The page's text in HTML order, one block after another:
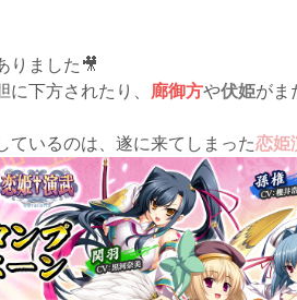
りました🎥
に下方されたり、 廊御方や伏姫がま
ているのは、遂に来てしまった恋姫